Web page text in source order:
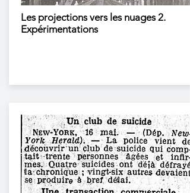
Les projections vers les nuages 2.
Expérimentations